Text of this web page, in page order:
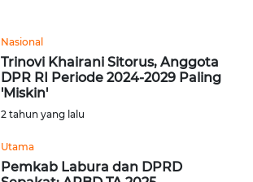
Nasional
Trinovi Khairani Sitorus, Anggota
DPR RI Periode 2024-2029 Paling
'Miskin'
2 tahun yang lalu
Utama
Pemkab Labura dan DPRD